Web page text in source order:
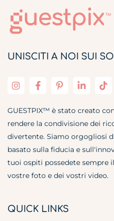
UNISCITI A NOI SUI
GUESTPIX™ è stato creato
rendere la condivisione dei
divertente. Siamo orgogliosi
basato sulla fiducia e
tuoi ospiti possedete sempre
vostre foto e dei vostri video.
QUICK LINKS